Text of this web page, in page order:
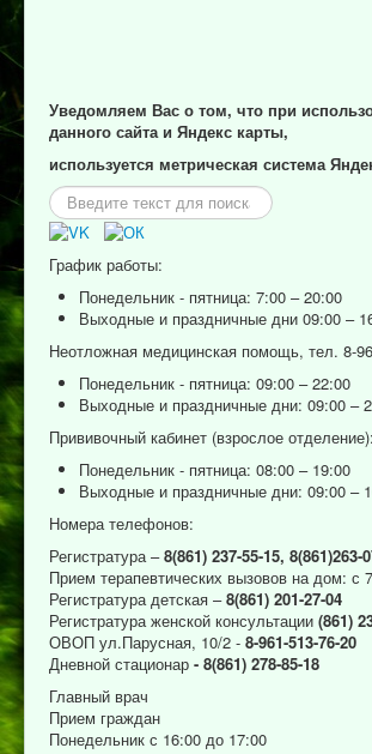
Уведомляем Вас о том, что при
данного сайта и Яндекс карты,
используется метрическая система
Искать...
График работы:
Понедельник - пятница: 7:00 – 20:00
Выходные и праздничные дни 09:00 –
Неотложная медицинская помощь, тел. 8-
Понедельник - пятница: 09:00 – 22:00
Выходные и праздничные дни: 09:00 –
Прививочный кабинет (взрослое отделение):
Понедельник - пятница: 08:00 – 19:00
Выходные и праздничные дни: 09:00 –
Номера телефонов:
Регистратура –8(861) 237-55-15, 8(861)263-
Прием терапевтических вызовов на дом: с
Регистратура детская –8(861) 201-27-04
Регистратура женской консультации (861)
ОВОП ул.Парусная, 10/2 - 8-961-513-76-20
Дневной стационар - 8(861) 278-85-18
Главный врач
Прием граждан
Понедельник с 16:00 до 17:00